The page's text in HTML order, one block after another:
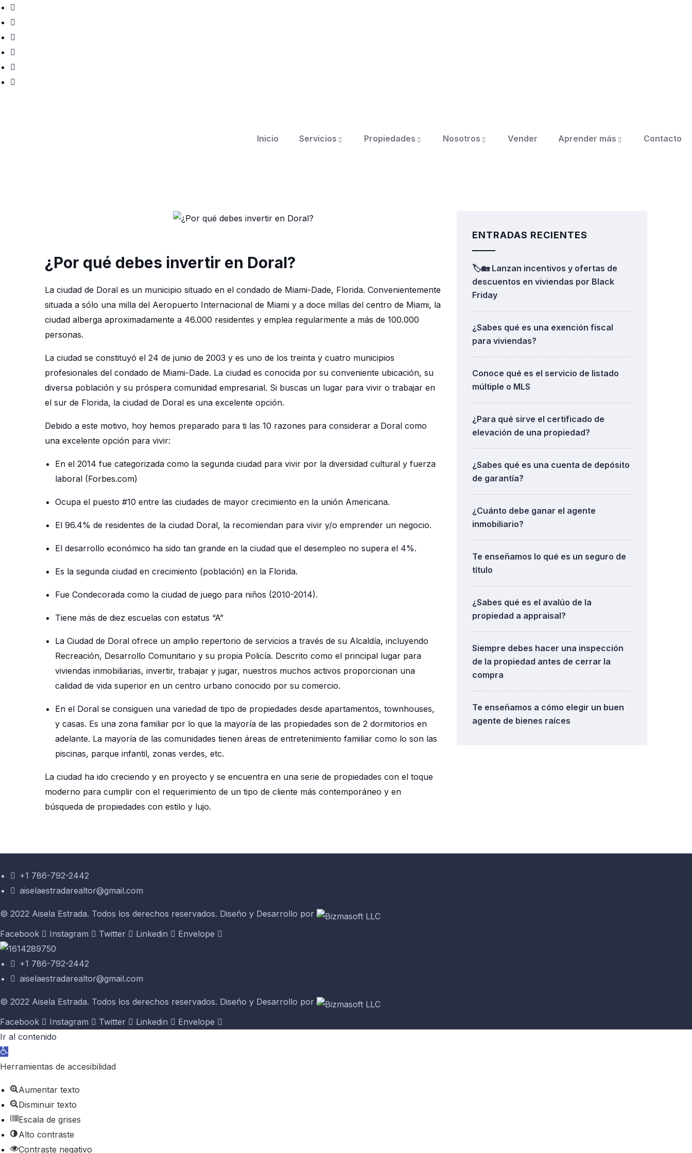
Inicio Servicios Propiedades Nosotros Vender Aprender más Contacto
¿Por qué debes invertir en Doral?
La ciudad de Doral es un municipio situado en el condado de Miami-Dade, Florida. Convenientemente
situada a sólo una milla del Aeropuerto Internacional de Miami y a doce millas del centro de Miami, la
ciudad alberga aproximadamente a 46.000 residentes y emplea regularmente a más de 100.000
personas.
La ciudad se constituyó el 24 de junio de 2003 y es uno de los treinta y cuatro municipios
profesionales del condado de Miami-Dade. La ciudad es conocida por su conveniente ubicación, su
diversa población y su próspera comunidad empresarial. Si buscas un lugar para vivir o trabajar en
el sur de Florida, la ciudad de Doral es una excelente opción.
Debido a este motivo, hoy hemos preparado para ti las 10 razones para considerar a Doral como
una excelente opción para vivir:
En el 2014 fue categorizada como la segunda ciudad para vivir por la diversidad cultural y fuerza
laboral (Forbes.com)
Ocupa el puesto #10 entre las ciudades de mayor crecimiento en la unión Americana.
El 96.4% de residentes de la ciudad Doral, la recomiendan para vivir y/o emprender un negocio.
El desarrollo económico ha sido tan grande en la ciudad que el desempleo no supera el 4%.
Es la segunda ciudad en crecimiento (población) en la Florida.
Fue Condecorada como la ciudad de juego para niños (2010-2014).
Tiene más de diez escuelas con estatus “A”
La Ciudad de Doral ofrece un amplio repertorio de servicios a través de su Alcaldía, incluyendo
Recreación, Desarrollo Comunitario y su propia Policía. Descrito como el principal lugar para
viviendas inmobiliarias, invertir, trabajar y jugar, nuestros muchos activos proporcionan una
calidad de vida superior en un centro urbano conocido por su comercio.
En el Doral se consiguen una variedad de tipo de propiedades desde apartamentos, townhouses,
y casas. Es una zona familiar por lo que la mayoría de las propiedades son de 2 dormitorios en
adelante. La mayoría de las comunidades tienen áreas de entretenimiento familiar como lo son las
piscinas, parque infantil, zonas verdes, etc.
La ciudad ha ido creciendo y en proyecto y se encuentra en una serie de propiedades con el toque
moderno para cumplir con el requerimiento de un tipo de cliente más contemporáneo y en
búsqueda de propiedades con estilo y lujo.
ENTRADAS RECIENTES
🏷️🏡 Lanzan incentivos y ofertas de
descuentos en viviendas por Black
Friday
¿Sabes qué es una exención fiscal
para viviendas?
Conoce qué es el servicio de listado
múltiple o MLS
¿Para qué sirve el certificado de
elevación de una propiedad?
¿Sabes qué es una cuenta de depósito
de garantía?
¿Cuánto debe ganar el agente
inmobiliario?
Te enseñamos lo qué es un seguro de
título
¿Sabes qué es el avalúo de la
propiedad a appraisal?
Siempre debes hacer una inspección
de la propiedad antes de cerrar la
compra
Te enseñamos a cómo elegir un buen
agente de bienes raíces
+1 786-792-2442
aiselaestradarealtor@gmail.com
© 2022 Aisela Estrada. Todos los derechos reservados. Diseño y Desarrollo por
Facebook
Instagram Twitter Linkedin Envelope
+1 786-792-2442
aiselaestradarealtor@gmail.com
© 2022 Aisela Estrada. Todos los derechos reservados. Diseño y Desarrollo por
Facebook
Instagram Twitter Linkedin
Envelope
Ir al contenido
Abrir barra de herramientas
Herramientas de accesibilidad
Aumentar texto
Disminuir texto
Escala de grises
Alto contraste
Contraste negativo